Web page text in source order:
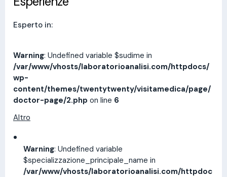
Esperto in:
Warning: Undefined variable $sudime in
/var/www/vhosts/laboratorioanalisi.com/httpdocs/
wp-
content/themes/twentytwenty/visitamedica/page/
doctor-page/2.php on line 6
Altro
Warning: Undefined variable
$specializzazione_principale_name in
/var/www/vhosts/laboratorioanalisi.com/httpdoc